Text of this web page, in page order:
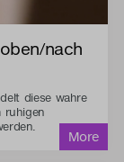
nach
diese wahre
ruhigen